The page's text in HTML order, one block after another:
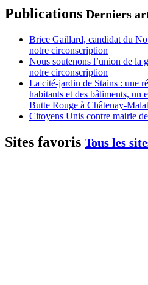
Publications Derniers
Brice Gaillard, candidat du
notre circonscription
Nous soutenons l’union de la
notre circonscription
La cité-jardin de Stains : une
habitants et des bâtiments, un
Butte Rouge à Châtenay-
Citoyens Unis contre mairie
Sites favoris Tous les